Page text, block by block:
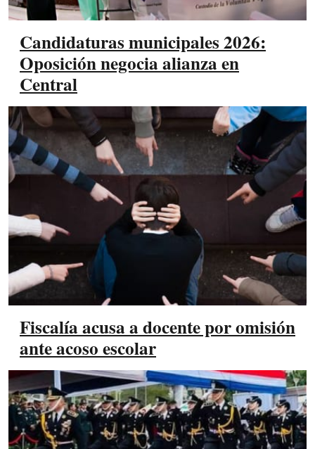
Candidaturas municipales 2026:
Oposición negocia alianza en
Central
Fiscalía acusa a docente por omisión
ante acoso escolar